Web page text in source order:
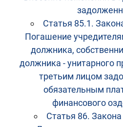
Статья 85.1.
Погашение
должника,
должника - унитарного
третьим лицом
обязательным
финансового
Статья 86.